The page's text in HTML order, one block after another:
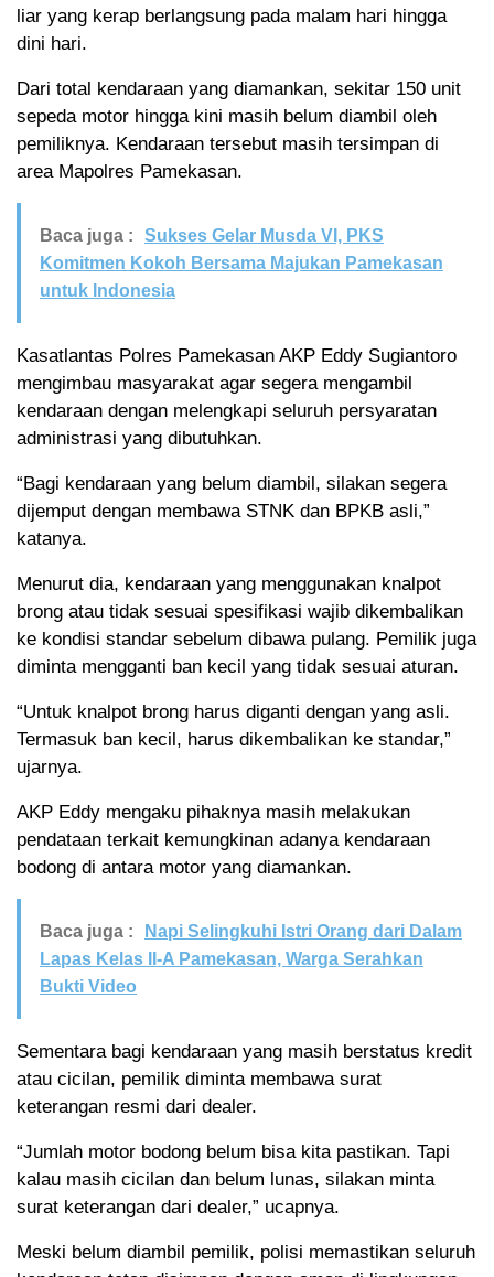
liar yang kerap berlangsung pada malam hari hingga
dini hari.
Dari total kendaraan yang diamankan, sekitar 150 unit
sepeda motor hingga kini masih belum diambil oleh
pemiliknya. Kendaraan tersebut masih tersimpan di
area Mapolres Pamekasan.
Baca juga :
Sukses Gelar Musda VI, PKS
Komitmen Kokoh Bersama Majukan Pamekasan
untuk Indonesia
Kasatlantas Polres Pamekasan AKP Eddy Sugiantoro
mengimbau masyarakat agar segera mengambil
kendaraan dengan melengkapi seluruh persyaratan
administrasi yang dibutuhkan.
“Bagi kendaraan yang belum diambil, silakan segera
dijemput dengan membawa STNK dan BPKB asli,”
katanya.
Menurut dia, kendaraan yang menggunakan knalpot
brong atau tidak sesuai spesifikasi wajib dikembalikan
ke kondisi standar sebelum dibawa pulang. Pemilik juga
diminta mengganti ban kecil yang tidak sesuai aturan.
“Untuk knalpot brong harus diganti dengan yang asli.
Termasuk ban kecil, harus dikembalikan ke standar,”
ujarnya.
AKP Eddy mengaku pihaknya masih melakukan
pendataan terkait kemungkinan adanya kendaraan
bodong di antara motor yang diamankan.
Baca juga :
Napi Selingkuhi Istri Orang dari Dalam
Lapas Kelas II-A Pamekasan, Warga Serahkan
Bukti Video
Sementara bagi kendaraan yang masih berstatus kredit
atau cicilan, pemilik diminta membawa surat
keterangan resmi dari dealer.
“Jumlah motor bodong belum bisa kita pastikan. Tapi
kalau masih cicilan dan belum lunas, silakan minta
surat keterangan dari dealer,” ucapnya.
Meski belum diambil pemilik, polisi memastikan seluruh